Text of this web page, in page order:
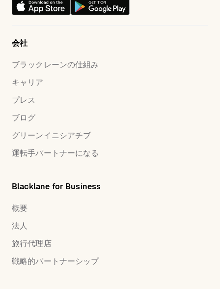
会社
ブラックレーンの仕組み
キャリア
プレス
ブログ
グリーンイニシアチブ
運転手パートナーになる
Blacklane for Business
概要
法人
旅行代理店
戦略的パートナーシップ